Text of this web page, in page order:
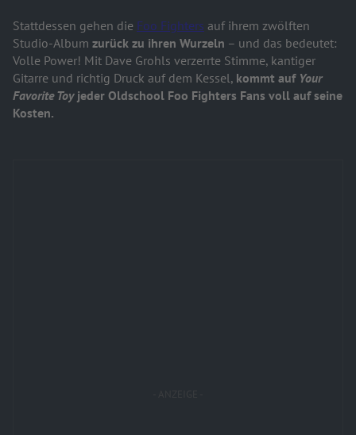
Stattdessen gehen die Foo Fighters auf ihrem zwölften
Studio-Album zurück zu ihren Wurzeln – und das bedeutet:
Volle Power! Mit Dave Grohls verzerrte Stimme, kantiger
Gitarre und richtig Druck auf dem Kessel, kommt auf Your
Favorite Toyjeder Oldschool Foo Fighters Fans voll auf seine
Kosten.